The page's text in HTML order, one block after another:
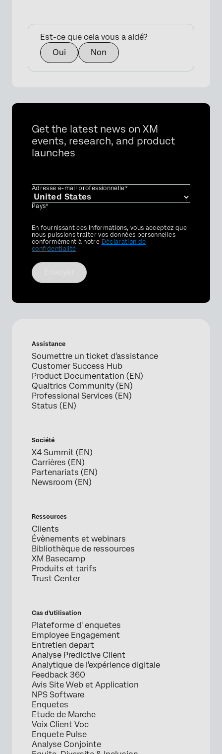
Est-ce que cela vous a aidé?
Oui
Non
Get the latest news on XM
events, research, and product
launches
Adresse e-mail professionnelle*
Pays*
Privacy
Optin
En fournissant ces informations, vous acceptez que
nous puissions traiter vos données personnelles
conformément à notre Déclaration de
confidentialité
Assistance
Soumettre un ticket d'assistance
Customer Success Hub
Product Documentation (EN)
Qualtrics Community (EN)
Professional Services (EN)
Status (EN)
Société
X4 Summit (EN)
Carrières (EN)
Partenariats (EN)
Newsroom (EN)
Ressources
Clients
Évènements et webinars
Bibliothèque de ressources
XM Basecamp
Produits et tarifs
Trust Center
Cas d’utilisation
Plateforme d' enquetes
Employee Engagement
Entretien depart
Analyse Predictive Client
Analytique de l'expérience digitale
Feedback 360
Avis Site Web et Application
NPS Software
Enquetes
Etude de Marche
Voix Client Voc
Enquete Pulse
Analyse Conjointe